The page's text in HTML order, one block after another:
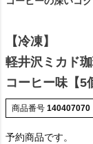
【冷凍】
軽井沢ミカド
コーヒー味【5
商品番号 140407070
予約商品です。